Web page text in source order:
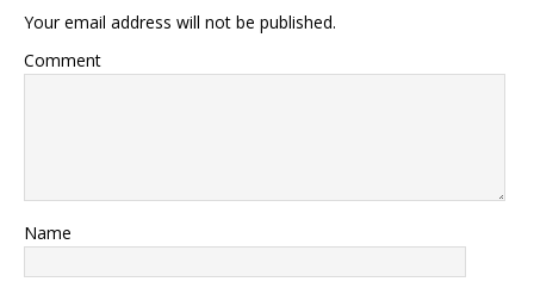
Your email address will not be published.
Comment
Name